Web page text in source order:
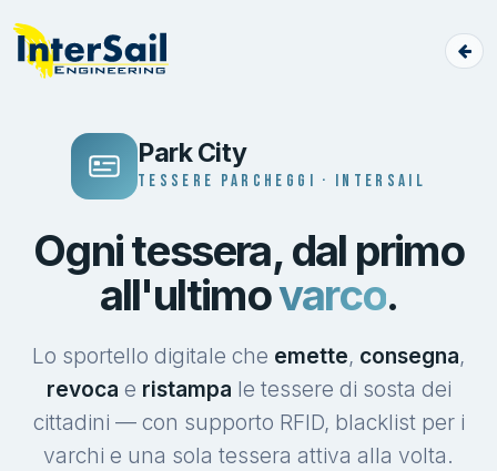
Park City
TESSERE PARCHEGGI · INTERSAIL
Ogni tessera, dal primo
all'ultimovarco.
Lo sportello digitale che emette, consegna,
revoca e ristampa le tessere di sosta dei
cittadini — con supporto RFID, blacklist per i
varchi e una sola tessera attiva alla volta.